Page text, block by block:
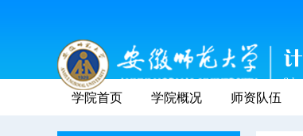
学院首页 学院概况 师资队伍